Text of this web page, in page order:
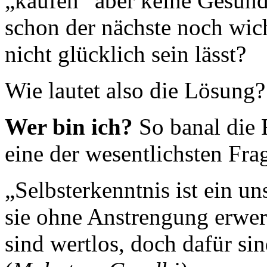
schon der nächste noch
nicht glücklich sein lässt?
Wie lautet also die Lösung?
Wer bin ich? So banal die
eine der wesentlichsten
„Selbsterkenntnis ist ein
sie ohne Anstrengung
sind wertlos, doch dafür